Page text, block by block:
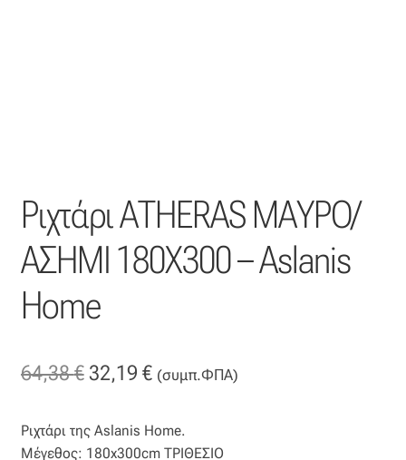
Λογαριασμός
Όλα τα υφάσματα
Black-out
Αλκαντάρα
Ριχτάρι ΑΤΗΕRΑS ΜΑΥΡΟ/
ΑΣΗΜΙ 180Χ300 – Aslanis
Home
64,38€ Original
was:
32,19 €Η
τιμή
(συμπ.ΦΠΑ)
Ριχτάρι της Aslanis Home.
Μέγεθος: 180x300cm ΤΡΙΘΕΣΙΟ